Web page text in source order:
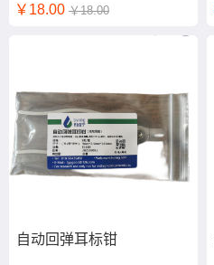
￥18.00 ￥18.00
自动回弹耳标钳